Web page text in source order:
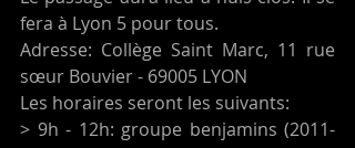
fera à Lyon 5 pour tous.
Adresse: Collège Saint Marc, 11 rue
sœur Bouvier - 69005 LYON
Les horaires seront les suivants:
> 9h - 12h: groupe benjamins (2011-